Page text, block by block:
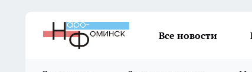
Все новости